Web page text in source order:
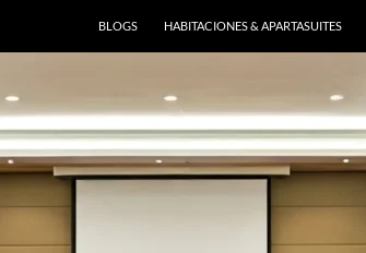
BLOGS HABITACIONES & APARTASUITES